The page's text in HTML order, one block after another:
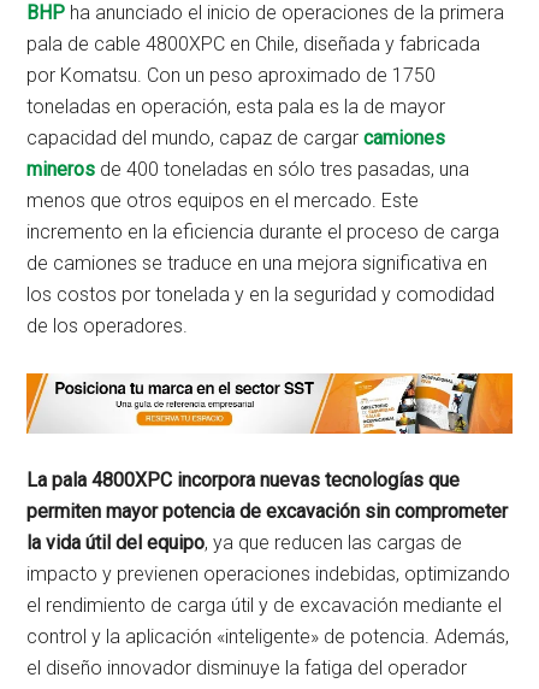
BHP ha anunciado el inicio de operaciones de la primera
pala de cable 4800XPC en Chile, diseñada y fabricada
por Komatsu. Con un peso aproximado de 1750
toneladas en operación, esta pala es la de mayor
capacidad del mundo, capaz de cargarcamiones
mineros de 400 toneladas en sólo tres pasadas, una
menos que otros equipos en el mercado. Este
incremento en la eficiencia durante el proceso de carga
de camiones se traduce en una mejora significativa en
los costos por tonelada y en la seguridad y comodidad
de los operadores.
La pala 4800XPC incorpora nuevas tecnologías que
permiten mayor potencia de excavación sin comprometer
la vida útil del equipo, ya que reducen las cargas de
impacto y previenen operaciones indebidas, optimizando
el rendimiento de carga útil y de excavación mediante el
control y la aplicación «inteligente» de potencia. Además,
el diseño innovador disminuye la fatiga del operador